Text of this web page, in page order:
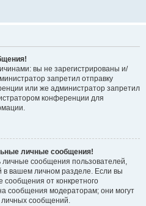
вы не зарегистрированы и/
запретил отправку
или же администратор запретил
конференции для
личные сообщения!
личные сообщения пользователей,
в вашем личном разделе. Если вы
сообщения от конкретного
сообщения модераторам; они могут
личных сообщений.